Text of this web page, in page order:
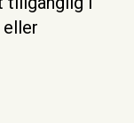
eller